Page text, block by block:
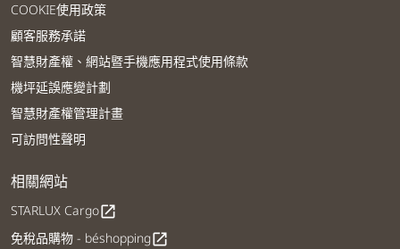
COOKIE使用政策
顧客服務承諾
智慧財產權、網站暨手機應用程式使用條款
機坪延誤應變計劃
智慧財產權管理計畫
可訪問性聲明
相關網站
STARLUX Cargoopen_in_new
免稅品購物 - béshoppingopen_in_new